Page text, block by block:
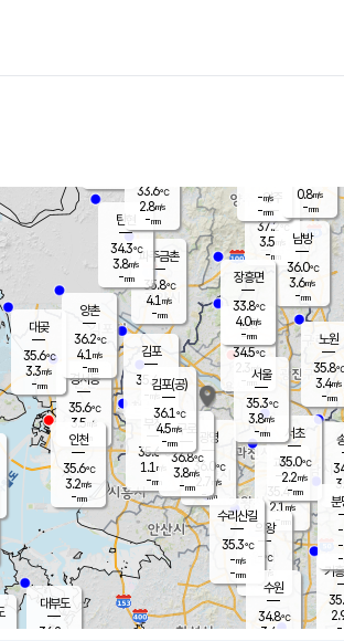
양주
37.2℃
3.5
-mm
과천
35.4℃
2.1m/s
- mm
대부도
36.2
경서동
35.6℃
3.5 m/s
-mm
파주금촌
35.8℃
4.1 m/s
-mm
대곶
35.6℃
3.3m/s
-mm
탄현
34.3℃
3.8m/s
-mm
의왕
- ℃
m/s
mm
김포
35.4℃
-m/s
mm
광명
36.0
℃
2.7 m/s
-mm
부천
35.6℃
1.1 m/s
-mm
양촌
36.2℃
4.1 m/s
-mm
구로
36.8℃
3.8m/s
-mm
은평
34.5℃
2.3 m/s
- mm
노원
35.8℃
3.4m/s
-mm
서초
35.0℃
2.2m/s
-mm
남방
36.0℃
3.6m/s
-mm
기
-
수리산길
35.3℃
-m/s
-mm
분
-
-
-
장흥면
33.8℃
4.0m/s
-mm
-m/s
-mm
김포(공)
36.1℃
4.5m/s
-mm
수원
34.8℃
3.4 m/s
인천
35.6℃
3.2m/s
-mm
서울
35.3℃
3.8m/s
-mm
33.6℃
2.8m/s
-mm
0.8m/s
-mm